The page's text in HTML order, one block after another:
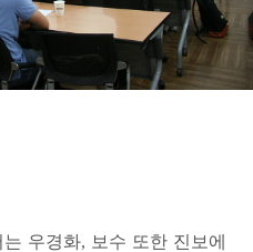
우경화, 보수 또한 진보에